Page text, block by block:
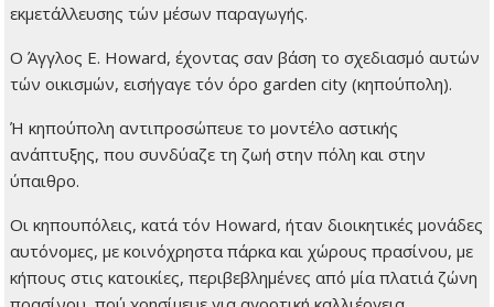
εκμετάλλευσης τών μέσων παραγωγής.
Ο Άγγλος E. Howard, έχοντας σαν βάση το σχεδιασμό αυτών
τών οικισμών, εισήγαγε τόν όρο garden city (κηπούπολη).
Ή κηπούπολη αντιπροσώπευε το μοντέλο αστικής
ανάπτυξης, που συνδύαζε τη ζωή στην πόλη και στην
ύπαιθρο.
Οι κηπουπόλεις, κατά τόν Howard, ήταν διοικητικές μονάδες
αυτόνομες, με κοινόχρηστα πάρκα και χώρους πρασίνου, με
κήπους στις κατοικίες, περιβεβλημένες από μία πλατιά ζώνη